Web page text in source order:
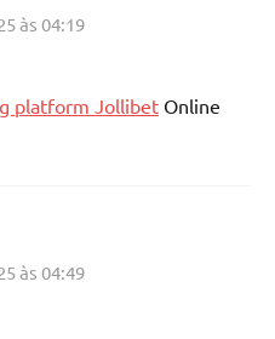
às 04:19
platform Jollibet Online
às 04:49